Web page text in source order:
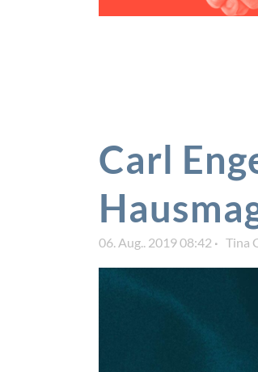
Carl
06. Aug.. 2019 08:42 Tina